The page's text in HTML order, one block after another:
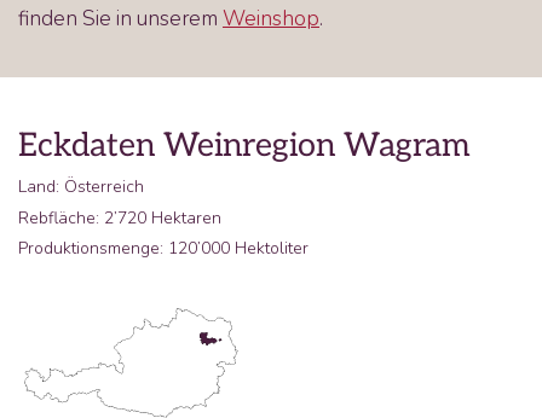
finden Sie in unserem Weinshop.
Eckdaten Weinregion Wagram
Land: Österreich
Rebfläche: 2’720 Hektaren
Produktionsmenge: 120’000 Hektoliter